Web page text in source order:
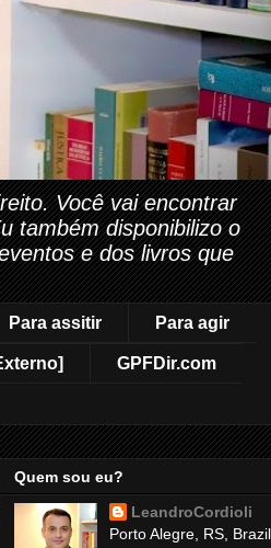
Você vai encontrar
também disponibilizo o
e dos livros que
Para assitir Para agir
GPFDir.com
Quem sou eu?
LeandroCordioli
Porto Alegre, RS, Brazil